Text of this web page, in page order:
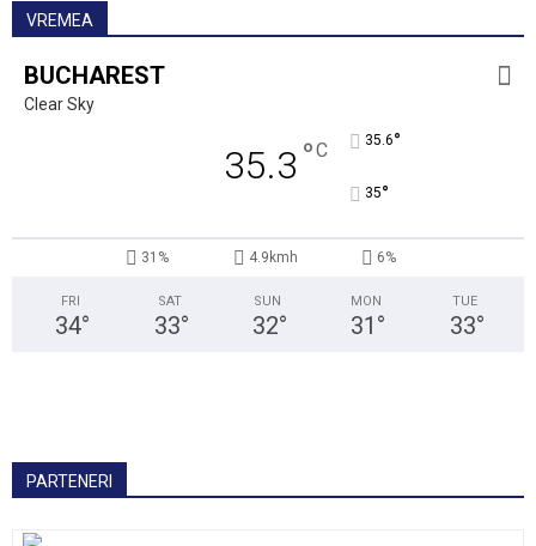
VREMEA
BUCHAREST
Clear Sky
35.3 °C 35.6°
35°
31% 4.9kmh 6%
FRI
34°
SAT
33°
SUN
32°
MON
31 °
TUE
33°
PARTENERI